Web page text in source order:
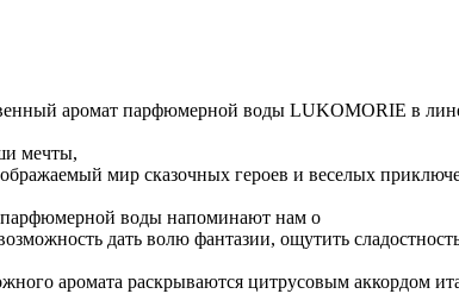
аромат парфюмерной воды LUKOMORIE в
мечты,
мир сказочных героев и веселых
воды напоминают нам о
дать волю фантазии, ощутить
аромата раскрываются цитрусовым аккордом